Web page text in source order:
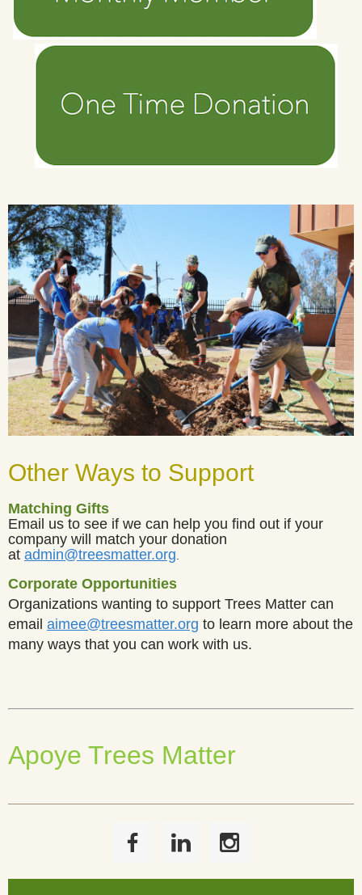
Other Ways to Support
Matching Gifts
Email us to see if we can help you find out if your
company will match your donation
at admin@treesmatter.org
Corporate Opportunities
Organizations wanting to support Trees Matter can
email aimee@treesmatter.org to learn more about the
many ways that you can work with us.
Apoye Trees Matter